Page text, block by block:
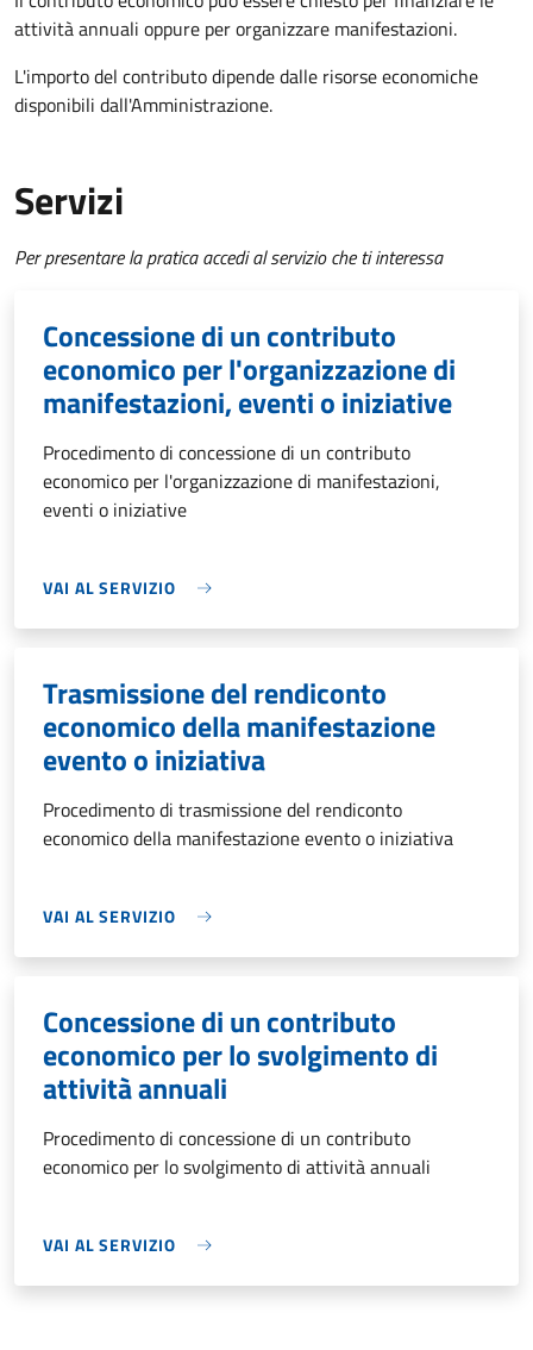
attività annuali oppure per organizzare manifestazioni.
L'importo del contributo dipende dalle risorse economiche
disponibili dall'Amministrazione.
Servizi
Per presentare la pratica accedi al servizio che ti interessa
Concessione di un contributo
economico per l'organizzazione di
manifestazioni, eventi o iniziative
Procedimento di concessione di un contributo
economico per l'organizzazione di manifestazioni,
eventi o iniziative
VAI AL SERVIZIO
Trasmissione del rendiconto
economico della manifestazione
evento o iniziativa
Procedimento di trasmissione del rendiconto
economico della manifestazione evento o iniziativa
VAI AL SERVIZIO
Concessione di un contributo
economico per lo svolgimento di
attività annuali
Procedimento di concessione di un contributo
economico per lo svolgimento di attività annuali
VAI AL SERVIZIO